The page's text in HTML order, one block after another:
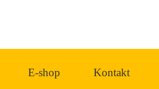
E-shop Kontakt